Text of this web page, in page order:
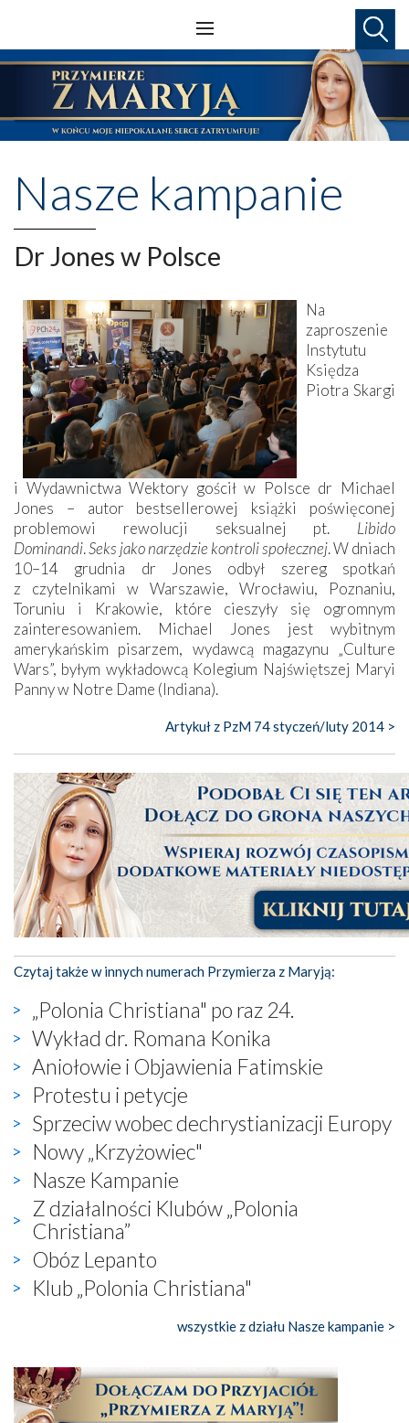
Nasze kampanie
Dr Jones w Polsce
Na
zaproszenie
Instytutu
Księdza
Piotra Skargi
i Wydawnictwa Wektory gościł w Polsce dr Michael
Jones – autor bestsellerowej książki poświęconej
problemowi rewolucji seksualnej pt. Libido
Dominandi.Seks jako narzędzie kontroli społecznej. W dniach
10–14 grudnia dr Jones odbył szereg spotkań
z czytelnikami w Warszawie, Wrocławiu, Poznaniu,
Toruniu i Krakowie, które cieszyły się ogromnym
zainteresowaniem. Michael Jones jest wybitnym
amerykańskim pisarzem, wydawcą magazynu „Culture
Wars”, byłym wykładowcą Kolegium Najświętszej Maryi
Panny w Notre Dame (Indiana).
Artykuł z PzM 74 styczeń/luty 2014 >
Czytaj także w innych numerach Przymierza z Maryją:
„Polonia Christiana" po raz 24.
Wykład dr. Romana Konika
Aniołowie i Objawienia Fatimskie
Protestu i petycje
Sprzeciw wobec dechrystianizacji Europy
Nowy „Krzyżowiec"
Nasze Kampanie
Z działalności Klubów „Polonia
Christiana”
Obóz Lepanto
Klub „Polonia Christiana"
wszystkie z działu Nasze kampanie >